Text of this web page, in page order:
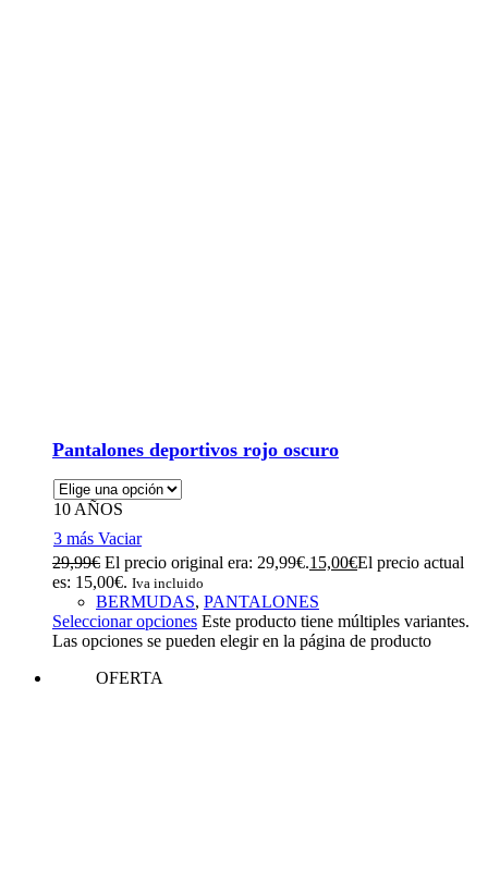
Pantalones deportivos rojo oscuro
10 AÑOS
3 más Vaciar
29,99€ El precio original era: 29,99€.15,00€El precio actual
es: 15,00€. Iva incluido
BERMUDAS, PANTALONES
Seleccionar opciones Este producto tiene múltiples variantes.
Las opciones se pueden elegir en la página de producto
OFERTA